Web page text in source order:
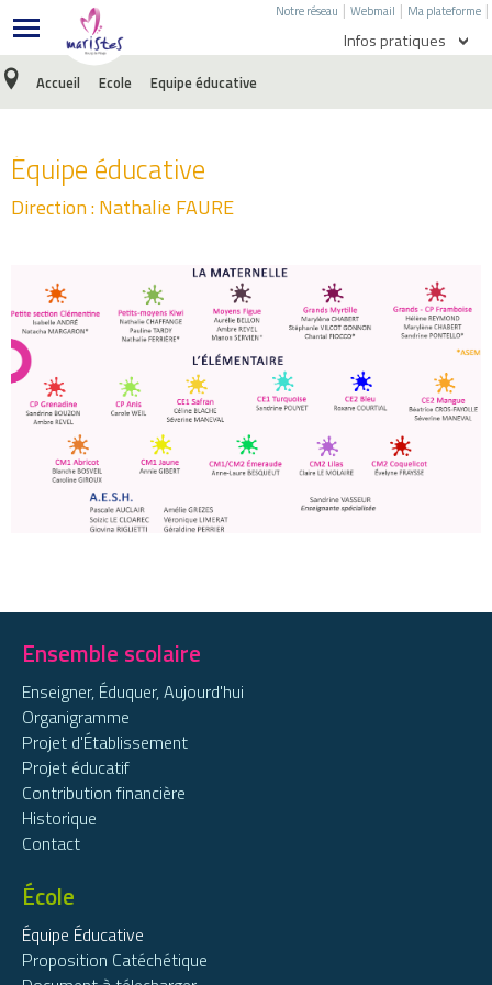
Notre réseau | Webmail | Ma plateforme |
Infos pratiques
Agenda
Ecole directe
E-Sidoc
Nous écrire
Facebook
Accueil Ecole Equipe éducative
Équipe éducative
Direction : Nathalie FAURE
Ensemble scolaire
Enseigner, Éduquer, Aujourd'hui
Organigramme
Projet d'Établissement
Projet éducatif
Contribution financière
Historique
Contact
École
Équipe Éducative
Proposition Catéchétique